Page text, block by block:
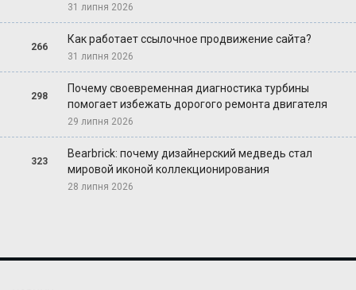
31 липня 2026
266
Как работает ссылочное продвижение сайта?
31 липня 2026
298
Почему своевременная диагностика турбины
помогает избежать дорогого ремонта двигателя
29 липня 2026
323
Bearbrick: почему дизайнерский медведь стал
мировой иконой коллекционирования
28 липня 2026